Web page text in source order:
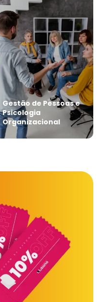
Gestão de Pessoas e
Psicologia
Organizacional